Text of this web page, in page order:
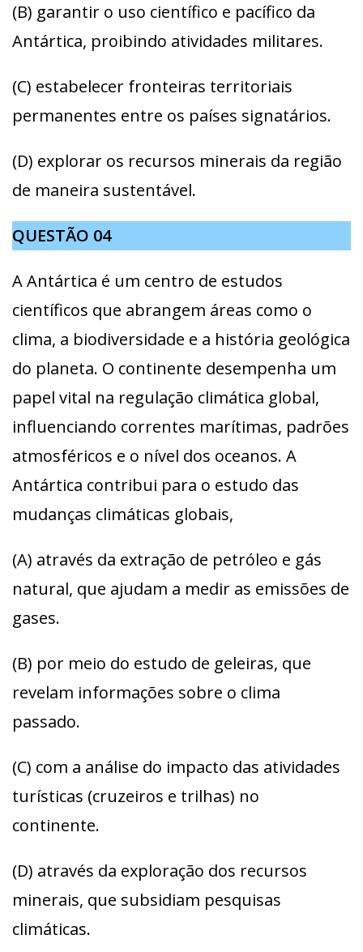
(B) garantir o uso científico e pacífico da
Antártica, proibindo atividades militares.
(C) estabelecer fronteiras territoriais
permanentes entre os países signatários.
(D) explorar os recursos minerais da região
de maneira sustentável.
QUESTÃO 04
A Antártica é um centro de estudos
científicos que abrangem áreas como o
clima, a biodiversidade e a história geológica
do planeta. O continente desempenha um
papel vital na regulação climática global,
influenciando correntes marítimas, padrões
atmosféricos e o nível dos oceanos. A
Antártica contribui para o estudo das
mudanças climáticas globais,
(A) através da extração de petróleo e gás
natural, que ajudam a medir as emissões de
gases.
(B) por meio do estudo de geleiras, que
revelam informações sobre o clima
passado.
(C) com a análise do impacto das atividades
turísticas (cruzeiros e trilhas) no
continente.
(D) através da exploração dos recursos
minerais, que subsidiam pesquisas
climáticas.